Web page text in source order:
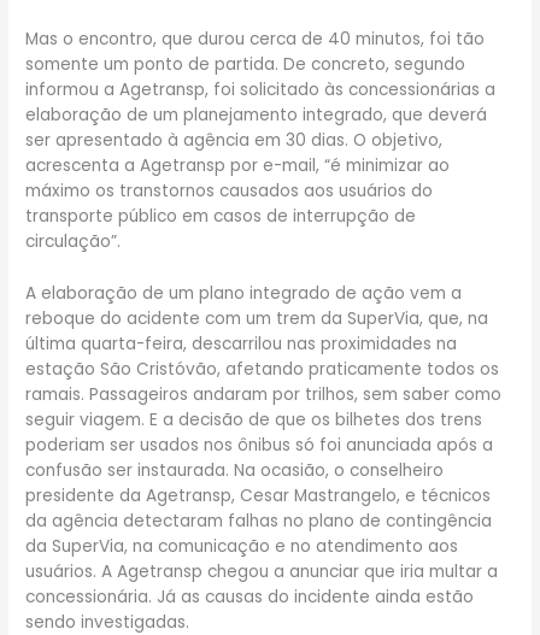
Mas o encontro, que durou cerca de 40 minutos, foi tão
somente um ponto de partida. De concreto, segundo
informou a Agetransp, foi solicitado às concessionárias a
elaboração de um planejamento integrado, que deverá
ser apresentado à agência em 30 dias. O objetivo,
acrescenta a Agetransp por e-mail, “é minimizar ao
máximo os transtornos causados aos usuários do
transporte público em casos de interrupção de
circulação”.
A elaboração de um plano integrado de ação vem a
reboque do acidente com um trem da SuperVia, que, na
última quarta-feira, descarrilou nas proximidades na
estação São Cristóvão, afetando praticamente todos os
ramais. Passageiros andaram por trilhos, sem saber como
seguir viagem. E a decisão de que os bilhetes dos trens
poderiam ser usados nos ônibus só foi anunciada após a
confusão ser instaurada. Na ocasião, o conselheiro
presidente da Agetransp, Cesar Mastrangelo, e técnicos
da agência detectaram falhas no plano de contingência
da SuperVia, na comunicação e no atendimento aos
usuários. A Agetransp chegou a anunciar que iria multar a
concessionária. Já as causas do incidente ainda estão
sendo investigadas.